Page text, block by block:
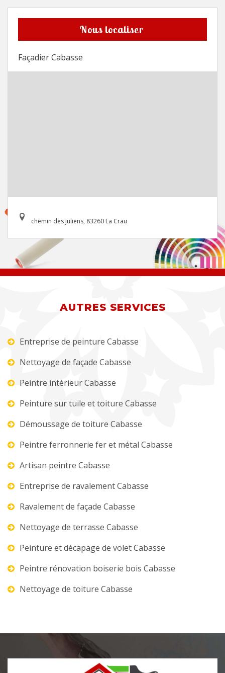
Nous localiser
Façadier Cabasse
chemin des juliens, 83260 La Crau
AUTRES SERVICES
Entreprise de peinture Cabasse
Nettoyage de façade Cabasse
Peintre intérieur Cabasse
Peinture sur tuile et toiture Cabasse
Démoussage de toiture Cabasse
Peintre ferronnerie fer et métal Cabasse
Artisan peintre Cabasse
Entreprise de ravalement Cabasse
Ravalement de façade Cabasse
Nettoyage de terrasse Cabasse
Peinture et décapage de volet Cabasse
Peintre rénovation boiserie bois Cabasse
Nettoyage de toiture Cabasse